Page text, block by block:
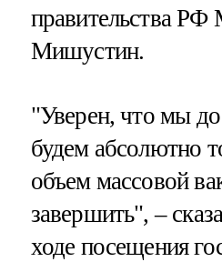
правительства РФ
Мишустин.
"Уверен, что мы
будем абсолютно
объем массовой
завершить", –
ходе посещения